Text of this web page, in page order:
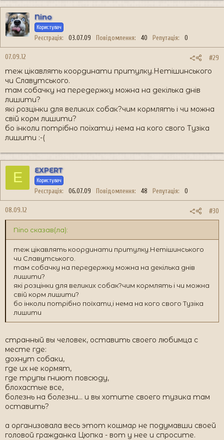
Nino
Користувач
Реєстрація 03.07.09 Повідомлення 40 Репутація 0
07.09.12 #29
теж цікавлять координати притулку.Нетішинського
чи Славутського.
там собачку на передержку можна на декілька днів
лишити?
які розцінки для великих собак?чим кормлять і чи можна
свій корм лишити?
бо інколи потрібно поїхати,і нема на кого свого Тузіка
лишити :-(
E EXPERT
Користувач
Реєстрація 06.07.09 Повідомлення 48 Репутація 0
08.09.12 #30
Nino сказав(ла):
теж цікавлять координати притулку.Нетішинського
чи Славутського.
там собачку на передержку можна на декілька днів
лишити?
які розцінки для великих собак?чим кормлять і чи можна
свій корм лишити?
бо інколи потрібно поїхати,і нема на кого свого Тузіка
лишити
странный вы человек, оставить своего любимца с
месте где:
дохнут собаки,
где их не кормят,
где трупы гниют повсюду,
блохастые все,
болезнь на болезни... и вы хотите своего тузика там
оставить?
а организовала весь этот кошмар не подумавши своей
головой гражданка Цюпка - вот у нее и спросите.